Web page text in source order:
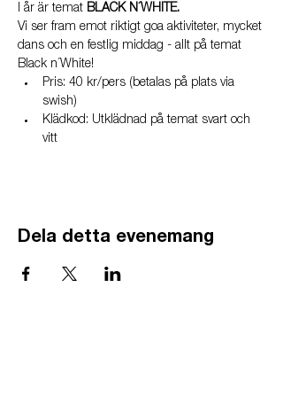
I år är temat BLACK N´WHITE.
Vi ser fram emot riktigt goa aktiviteter, mycket
dans och en festlig middag - allt på temat
Black n´White!
Pris: 40 kr/pers (betalas på plats via
swish)
Klädkod: Utklädnad på temat svart och
vitt
Dela detta evenemang